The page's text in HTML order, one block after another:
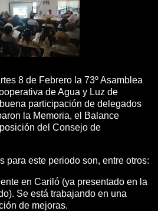
8 de Febrero la 73º Asamblea
de Agua y Luz de
participación de delegados
la Memoria, el Balance
del Consejo de
para este periodo son, entre otros:
en Cariló (ya presentado en la
Se está trabajando en una
de mejoras.